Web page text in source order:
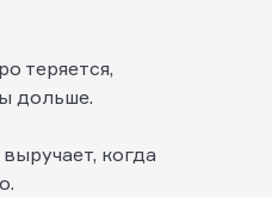
теряется,
дольше.
когда